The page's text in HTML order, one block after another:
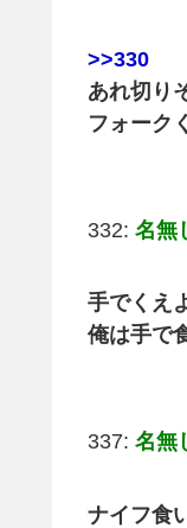
>>330
あれ切り
フォーク
332: 名無
手でくえ
俺は手で
337: 名無
ナイフ食